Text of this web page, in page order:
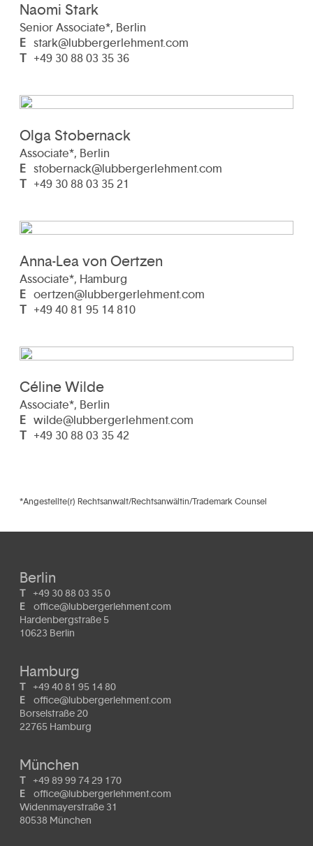
Naomi Stark
Senior Associate*, Berlin
E stark@lubbergerlehment.com
T +49 30 88 03 35 36
Olga Stobernack
Associate*, Berlin
E stobernack@lubbergerlehment.com
T +49 30 88 03 35 21
Anna-Lea von Oertzen
Associate*, Hamburg
E oertzen@lubbergerlehment.com
T +49 40 81 95 14 810
Céline Wilde
Associate*, Berlin
E wilde@lubbergerlehment.com
T +49 30 88 03 35 42
*Angestellte(r) Rechtsanwalt/Rechtsanwältin/Trademark Counsel
Berlin
T +49 30 88 03 35 0
E
office@lubbergerlehment.com
Hardenbergstraße 5
10623 Berlin
Hamburg
T +49 40 81 95 14 80
E
office@lubbergerlehment.com
Borselstraße 20
22765 Hamburg
München
T +49 89 99 74 29 170
E
office@lubbergerlehment.com
Widenmayerstraße 31
80538 München